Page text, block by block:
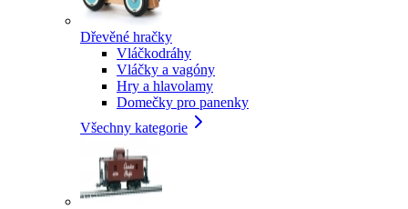
Dřevěné hračky
Vláčkodráhy
Vláčky a vagóny
Hry a hlavolamy
Domečky pro panenky
Všechny kategorie